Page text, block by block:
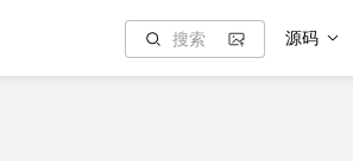
源码